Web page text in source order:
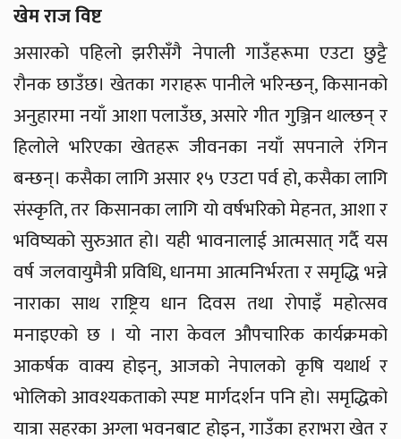
खेम राज विष्ट
असारको पहिलो झरीसँगै नेपाली गाउँहरूमा एउटा छुट्टै
रौनक छाउँछ। खेतका गराहरू पानीले भरिन्छन्, किसानको
अनुहारमा नयाँ आशा पलाउँछ, असारे गीत गुञ्जिन थाल्छन् र
हिलोले भरिएका खेतहरू जीवनका नयाँ सपनाले रंगिन
बन्छन्। कसैका लागि असार १५ एउटा पर्व हो, कसैका लागि
संस्कृति, तर किसानका लागि यो वर्षभरिको मेहनत, आशा र
भविष्यको सुरुआत हो। यही भावनालाई आत्मसात् गर्दै यस
वर्ष जलवायुमैत्री प्रविधि, धानमा आत्मनिर्भरता र समृद्धि भन्ने
नाराका साथ राष्ट्रिय धान दिवस तथा रोपाइँ महोत्सव
मनाइएको छ । यो नारा केवल औपचारिक कार्यक्रमको
आकर्षक वाक्य होइन्, आजको नेपालको कृषि यथार्थ र
भोलिको आवश्यकताको स्पष्ट मार्गदर्शन पनि हो। समृद्धिको
यात्रा सहरका अग्ला भवनबाट होइन, गाउँका हराभरा खेत र